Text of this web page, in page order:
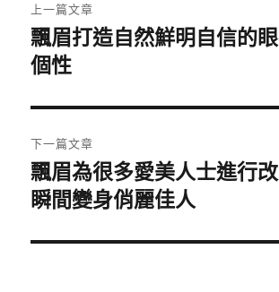
章
導
覽
上一篇文章
上
一
文
章:
飄眉打造自然鮮明自信的
個性
下一篇文章
下
一
文
飄眉為很多愛美人士進行
瞬間變身俏麗佳人